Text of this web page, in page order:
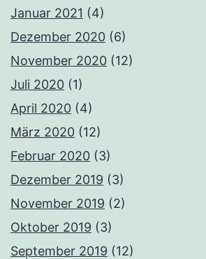
Januar 2021 (4)
Dezember 2020 (6)
November 2020 (12)
Juli 2020 (1)
April 2020 (4)
März 2020 (12)
Februar 2020 (3)
Dezember 2019 (3)
November 2019 (2)
Oktober 2019 (3)
September 2019 (12)